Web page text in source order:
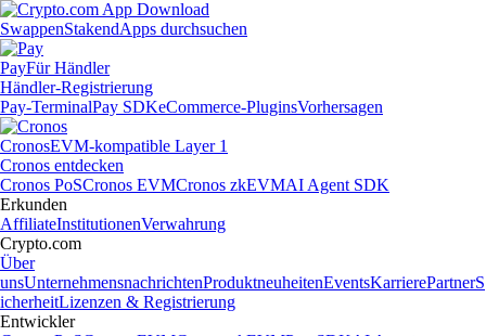
SwappenStakendApps durchsuchen
PayFür Händler
Händler-Registrierung
Pay-TerminalPay SDKeCommerce-PluginsVorhersagen
CronosEVM-kompatible Layer 1
Cronos entdecken
Cronos PoSCronos EVMCronos zkEVMAI Agent SDK
Erkunden
AffiliateInstitutionenVerwahrung
Crypto.com
Über
unsUnternehmensnachrichtenProduktneuheitenEventsKarrierePartnerS
icherheitLizenzen & Registrierung
Entwickler